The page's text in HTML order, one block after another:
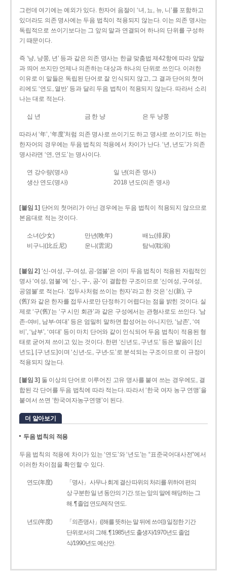
그런데 여기에는 예외가 있다. 한자어 음절이 ‘녀, 뇨, 뉴, 니’를 포함하고
있더라도 의존 명사에는 두음 법칙이 적용되지 않는다. 이는 의존 명사는
독립적으로 쓰이기보다는 그 앞의 말과 연결되어 하나의 단위를 구성하
기 때문이다.
즉 ‘냥, 냥쭝, 년’ 등과 같은 의존 명사는 한글 맞춤법 제42항에 따라 앞말
과 띄어 쓰지만 언제나 의존하는 대상과 하나의 단위로 쓰인다. 이러한
이유로 이 말들은 독립된 단어로 잘 인식되지 않고, 그 결과 단어의 첫머
리에도 ‘연도, 열반’ 등과 달리 두음 법칙이 적용되지 않는다. 따라서 소리
나는 대로 적는다.
십 년 금 한 냥 은 두 냥쭝
따라서 ‘年’, ‘年度’처럼 의존 명사로 쓰이기도 하고 명사로 쓰이기도 하는
한자어의 경우에는 두음 법칙의 적용에서 차이가 난다. ‘년, 년도’가 의존
명사라면 ‘연, 연도’는 명사이다.
연 강수량(명사)
일 년(의존 명사)
생산 연도(명사)
2018 년도(의존 명사)
[붙임 1] 단어의 첫머리가 아닌 경우에는 두음 법칙이 적용되지 않으므로
본음대로 적는 것이다.
소녀(少女) 만년(晩年)
배뇨(排尿)
비구니(比丘尼)
운니(雲泥) 탐닉(耽溺)
[붙임 2] ‘신-여성, 구-여성, 공-염불’은 이미 두음 법칙이 적용된 자립적인
명사 ‘여성, 염불’에 ‘신-, 구-, 공-’이 결합한 구조이므로 ‘신여성, 구여성,
공염불’로 적는다. ‘접두사처럼 쓰이는 한자’라고 한 것은 ‘신(新), 구
(舊)’와 같은 한자를 접두사로만 단정하기 어렵다는 점을 밝힌 것이다. 실
제로 ‘구(舊)’는 ‘구 시민 회관’과 같은 구성에서는 관형사로도 쓰인다. ‘남
존­-여비, 남부-­여대’ 등은 엄밀히 말하면 합성어는 아니지만, ‘남존’, ‘여
비’, ‘남부’, ‘여대’ 등이 마치 단어와 같이 인식되어 두음 법칙이 적용된 형
태로 굳어져 쓰이고 있는 것이다. 한편 ‘신년도, 구년도’ 등은 발음이 [신
년도], [구ː년도]이며 ‘신년­-도, 구년-­도’로 분석되는 구조이므로 이 규정이
적용되지 않는다.
[붙임 3] 둘 이상의 단어로 이루어진 고유 명사를 붙여 쓰는 경우에도, 결
합된 각 단어를 두음 법칙에 따라 적는다. 따라서 ‘한국 여자 농구 연맹’을
붙여서 쓰면 ‘한국여자농구연맹’이 된다.
더 알아보기
두음 법칙의 적용
두음 법칙의 적용에 차이가 있는 ‘연도’와 ‘년도’는 “표준국어대사전”에서
이러한 차이점을 확인할 수 있다.
연도(年度)
「명사」 사무나 회계 결산 따위의 처리를 위하여 편의
상 구분한 일 년 동안의 기간. 또는 앞의 말에 해당하는 그
해. ¶ 졸업 연도/제작 연도.
년도(年度)
「의존명사」((해를 뜻하는 말 뒤에 쓰여)) 일정한 기간
단위로서의 그해. ¶ 1985년도 출생자/1970년도 졸업
식/1990년도 예산안.